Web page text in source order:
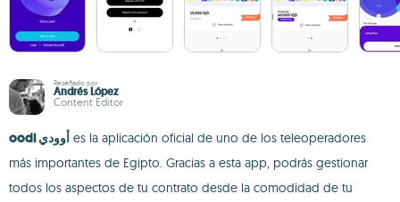
Reseñado por
Andrés López
Content Editor
oodi أوودي es la aplicación oficial de uno de los teleoperadores
más importantes de Egipto. Gracias a esta app, podrás gestionar
todos los aspectos de tu contrato desde la comodidad de tu